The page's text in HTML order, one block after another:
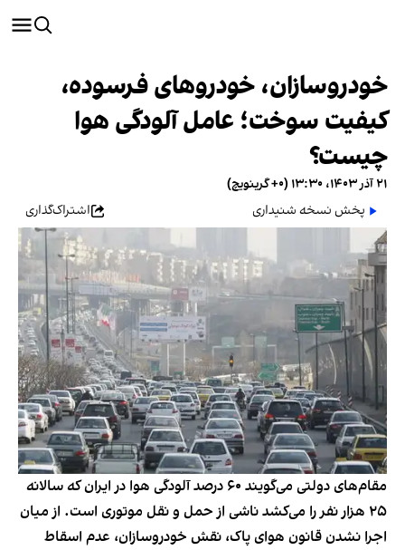
خودروسازان، خودروهای فرسوده،
کیفیت سوخت؛ عامل آلودگی هوا
چیست؟
۲۱ آذر ۱۴۰۳، ۱۳:۳۰ (‎+۰ گرینویچ)
پخش نسخه شنیداری
اشتراک‌گذاری
مقام‌های دولتی می‌گویند ۶۰ درصد آلودگی هوا در ایران که سالانه
۲۵ هزار نفر را می‌کشد ناشی از حمل و نقل موتوری است. از میان
اجرا نشدن قانون هوای پاک، نقش خودروسازان، عدم اسقاط